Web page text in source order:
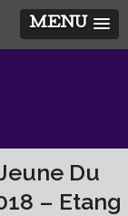
MENU
Du
– Etang